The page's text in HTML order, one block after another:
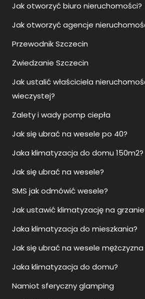
Jak otworzyć biuro nieruchomości?
Jak otworzyć agencje
Przewodnik Szczecin
Zwiedzanie Szczecin
Jak ustalić właściciela
wieczystej?
Zalety i wady pomp ciepła
Jak się ubrać na wesele po 40?
Jaka klimatyzacja do domu 150m2?
Jak się ubrać na wesele?
SMS jak odmówić wesele?
Jak ustawić klimatyzację na
Jaka klimatyzacja do mieszkania?
Jak się ubrać na wesele
Jaka klimatyzacja do domu?
Namiot sferyczny glamping